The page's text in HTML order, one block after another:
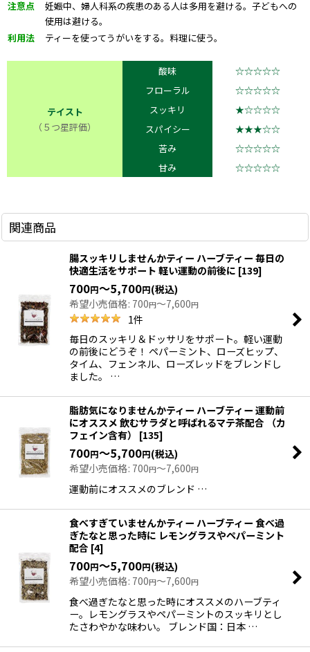
注意点
妊娠中、婦人科系の疾患のある人は多用を避ける。子どもへの
使用は避ける。
利用法
ティーを使ってうがいをする。料理に使う。
テイスト
（５つ星評価）
酸味
☆☆☆☆☆
フローラル
☆☆☆☆☆
スッキリ
★☆☆☆☆
スパイシー
★★★☆☆
苦み
☆☆☆☆☆
甘み
☆☆☆☆☆
関連商品
腸スッキリしませんかティー ハーブティー 毎日の
快適生活をサポート 軽い運動の前後に [139]
700円～5,700円(税込)
希望小売価格: 700円～7,600円
1件
毎日のスッキリ＆ドッサリをサポート。軽い運動
の前後にどうぞ！ ペパーミント、ローズヒップ、
タイム、フェンネル、ローズレッドをブレンドし
ました。 …
脂肪気になりませんかティー ハーブティー 運動前
にオススメ 飲むサラダと呼ばれるマテ茶配合 （カ
フェイン含有）
[135]
700円～5,700円(税込)
希望小売価格: 700円～7,600円
運動前にオススメのブレンド …
食べすぎていませんかティー ハーブティー 食べ過
ぎたなと思った時に レモングラスやペパーミント
配合 [4]
700円～5,700円(税込)
希望小売価格: 700円～7,600円
食べ過ぎたなと思った時にオススメのハーブティ
ー。レモングラスやペパーミントのスッキリとし
たさわやかな味わい。 ブレンド国：日本 …